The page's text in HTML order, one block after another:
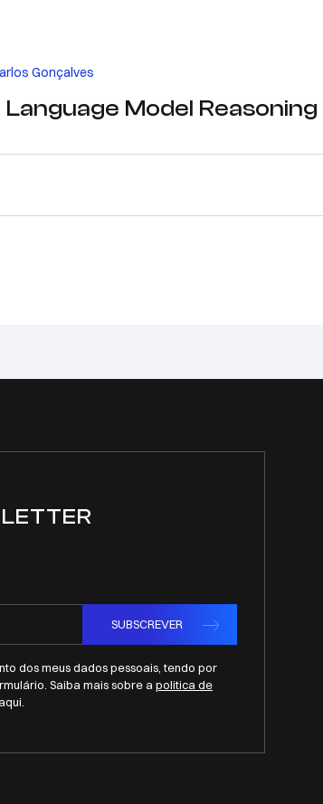
Gonçalves
Language Model
SUBSCREVER
dos meus dados pessoais, tendo por
Saiba mais sobre a politica de